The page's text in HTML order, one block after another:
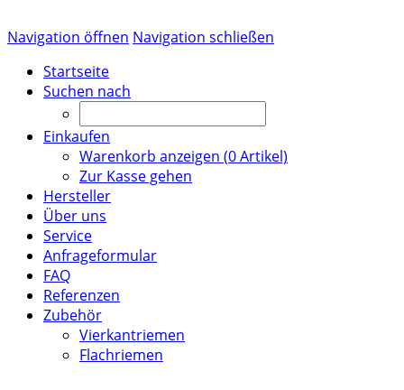
Navigation öffnen Navigation schließen
Startseite
Suchen nach
Einkaufen
Warenkorb anzeigen (0Artikel)
Zur Kasse gehen
Hersteller
Über uns
Service
Anfrageformular
FAQ
Referenzen
Zubehör
Vierkantriemen
Flachriemen